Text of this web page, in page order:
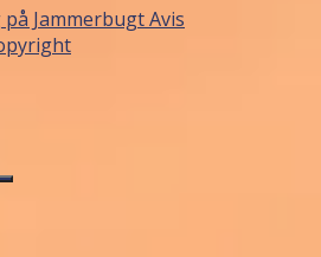
Jammerbugt Avis